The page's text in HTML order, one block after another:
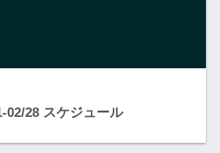
02/28 スケジュール